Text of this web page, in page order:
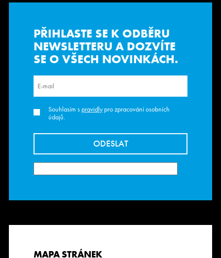
PŘIHLASTE SE K ODBĚRU
NEWSLETTERUA DOZVÍTE
SE O VŠECH NOVINKÁCH.
Souhlasím s pravidlypro zpracování osobních
údajů.
MAPA STRÁNEK